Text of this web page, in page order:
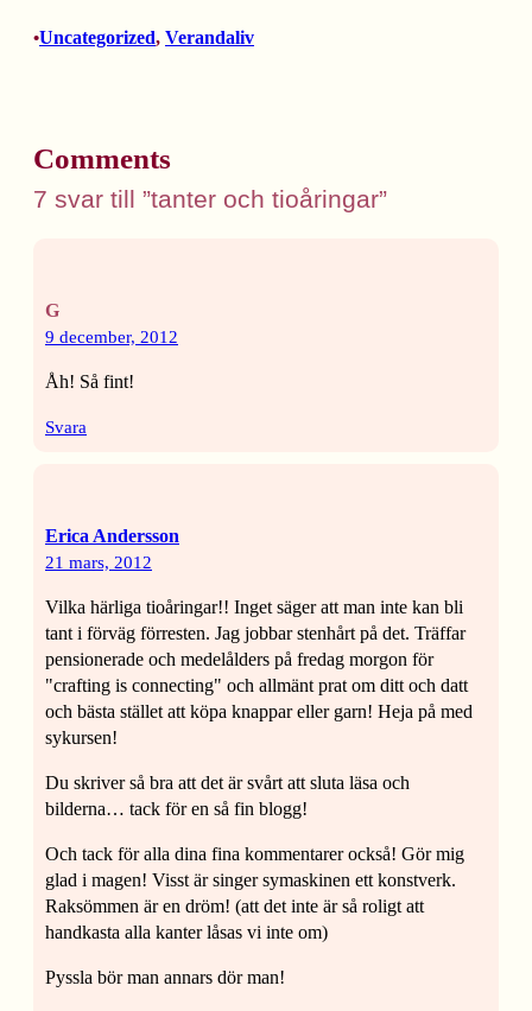
•Uncategorized, Verandaliv
Comments
7 svar till ”tanter och tioåringar”
G
9 december, 2012
Åh! Så fint!
Svara
Erica Andersson
21 mars, 2012
Vilka härliga tioåringar!! Inget säger att man inte kan bli
tant i förväg förresten. Jag jobbar stenhårt på det. Träffar
pensionerade och medelålders på fredag morgon för
"crafting is connecting" och allmänt prat om ditt och datt
och bästa stället att köpa knappar eller garn! Heja på med
sykursen!
Du skriver så bra att det är svårt att sluta läsa och
bilderna… tack för en så fin blogg!
Och tack för alla dina fina kommentarer också! Gör mig
glad i magen! Visst är singer symaskinen ett konstverk.
Raksömmen är en dröm! (att det inte är så roligt att
handkasta alla kanter låsas vi inte om)
Pyssla bör man annars dör man!